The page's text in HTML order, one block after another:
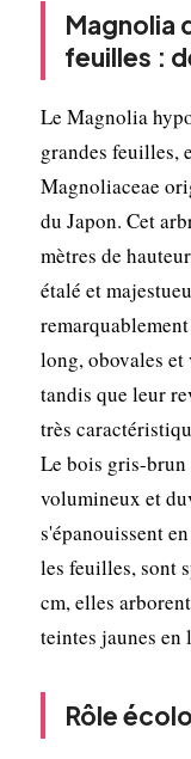
Magnolia
feuilles :
Le Magnolia
grandes feuilles,
Magnoliaceae
du Japon. Cet
mètres de
étalé et
long, obovales
tandis que leur
très
Le bois gris-brun
volumineux et
s'épanouissent
les feuilles, sont
cm, elles
teintes jaunes en
Rôle